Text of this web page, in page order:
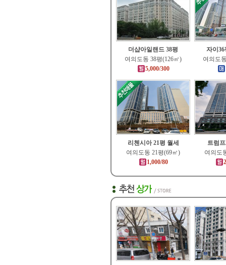
더샵아일랜드 38평
여의도동 38평(126㎡)
5,000/300
자이
여의도
리첸시아 21평 월세
여의도동 21평(69㎡)
1,000/80
트럼
여의도